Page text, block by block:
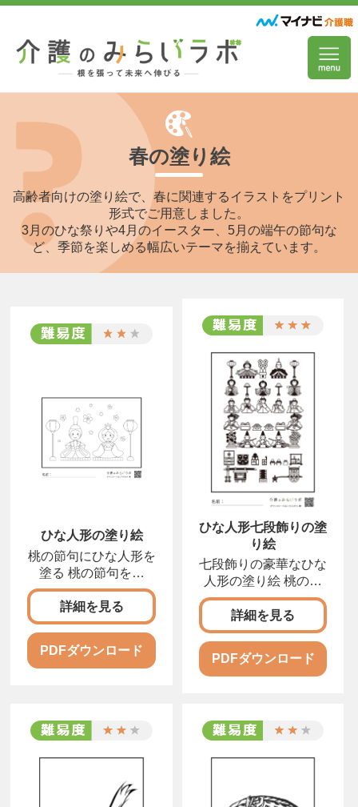
春の塗り絵
高齢者向けの塗り絵で、春に関連するイラストをプリント
形式でご用意しました。
3月のひな祭りや4月のイースター、5月の端午の節句な
ど、季節を楽しめる幅広いテーマを揃えています。
ひな人形の塗り絵
桃の節句にひな人形を
塗る 桃の節句を彩
る、ひな人形の塗り絵
を
詳細を見る
PDFダウンロード
ひな人形七段飾りの塗
り絵
七段飾りの豪華なひな
人形の塗り絵 桃の節
句を華やかに伝える、
詳細を見る
PDFダウンロード